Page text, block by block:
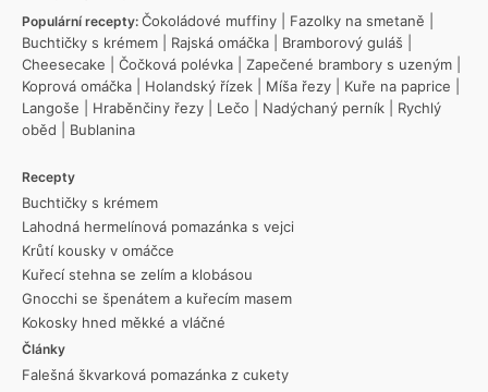
Populární recepty: Čokoládové muffiny Fazolky na smetaně
Buchtičky s krémem
Rajská omáčka Bramborový guláš
Cheesecake
Čočková polévka Zapečené brambory s uzeným
Koprová omáčka
Holandský řízek Míša řezy Kuře na paprice
Langoše
Hraběnčiny řezy Lečo Nadýchaný perník
Rychlý
oběd
Bublanina
Recepty
Buchtičky s krémem
Lahodná hermelínová pomazánka s vejci
Krůtí kousky v omáčce
Kuřecí stehna se zelím a klobásou
Gnocchi se špenátem a kuřecím masem
Kokosky hned měkké a vláčné
Články
Falešná škvarková pomazánka z cukety